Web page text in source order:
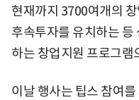
현재까지 3700여개의
후속투자를 유치하는 등
하는 창업지원 프로그램
이날 행사는 팁스 참여